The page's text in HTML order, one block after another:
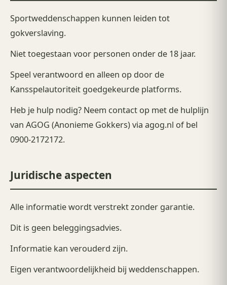
Sportweddenschappen kunnen leiden tot
gokverslaving.
Niet toegestaan voor personen onder de 18 jaar.
Speel verantwoord en alleen op door de
Kansspelautoriteit goedgekeurde platforms.
Heb je hulp nodig? Neem contact op met de hulplijn
van AGOG (Anonieme Gokkers) via agog.nl of bel
0900-2172172.
Juridische aspecten
Alle informatie wordt verstrekt zonder garantie.
Dit is geen beleggingsadvies.
Informatie kan verouderd zijn.
Eigen verantwoordelijkheid bij weddenschappen.